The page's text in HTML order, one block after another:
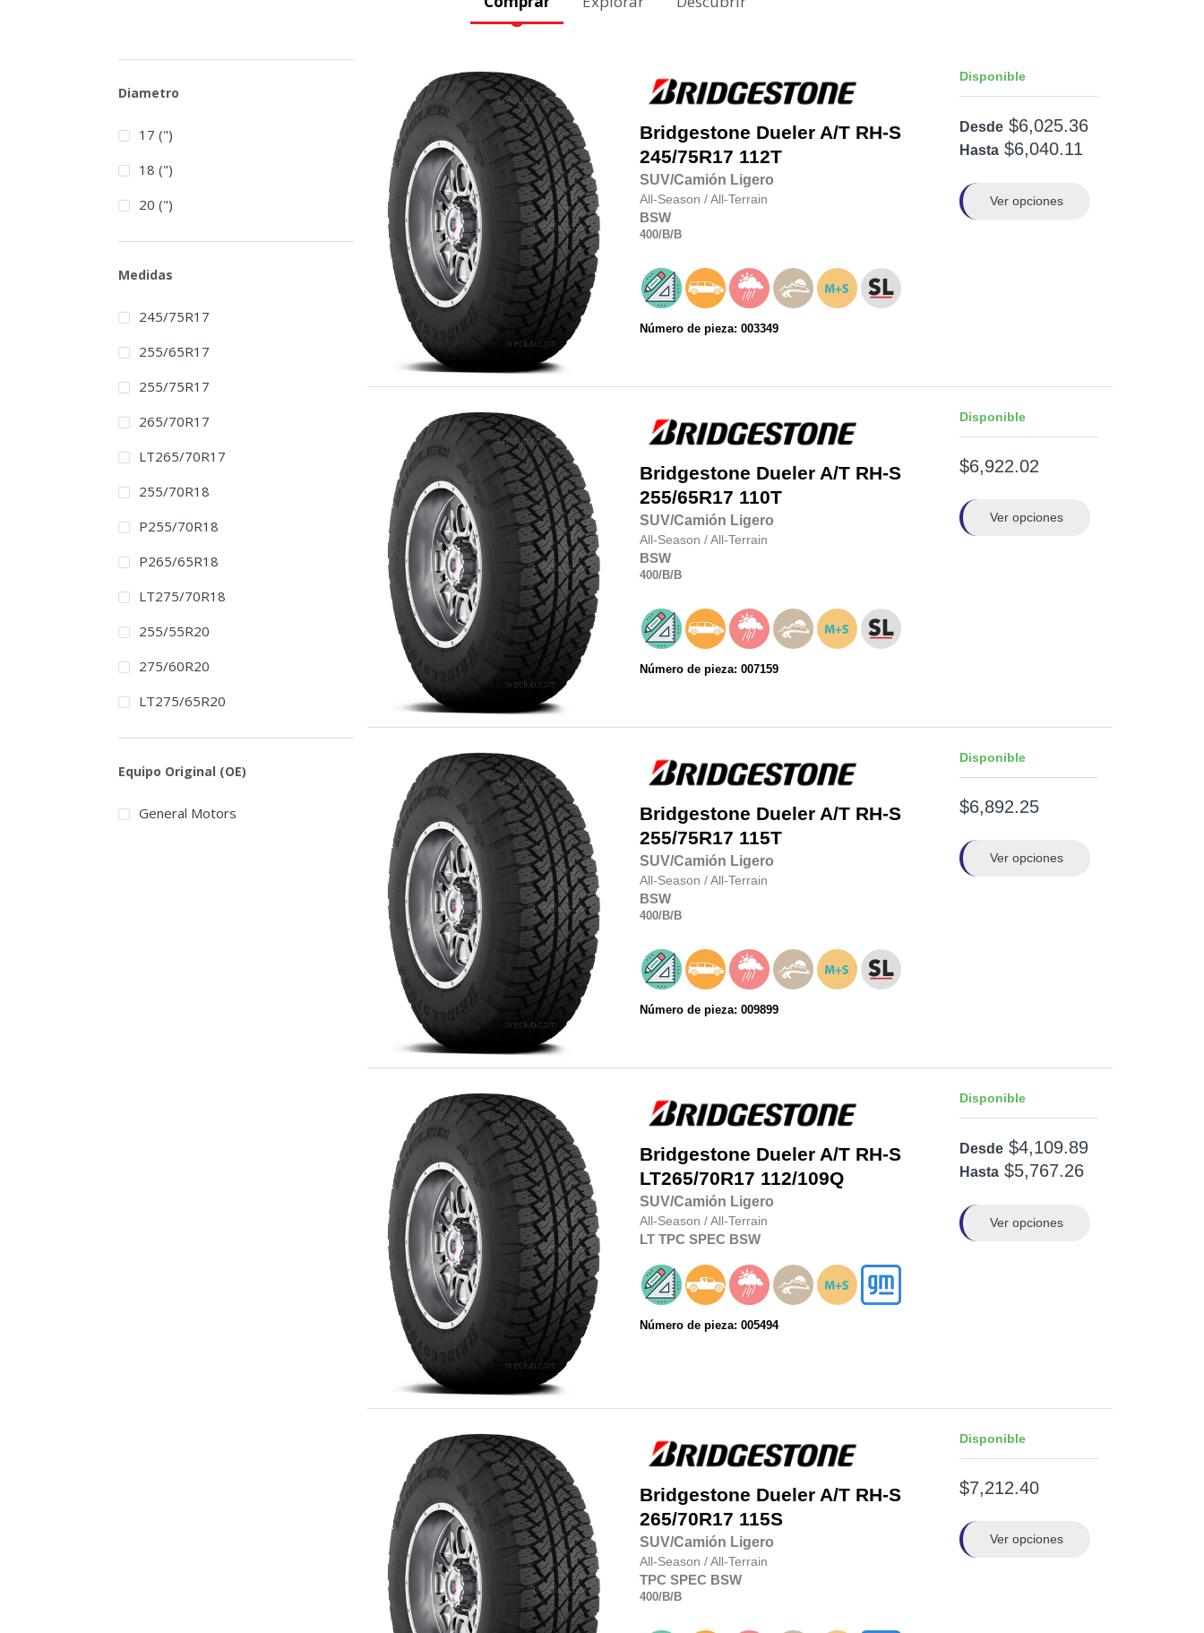
Bridgestone Dueler A/T RH-S
245/75R17 112T
SUV/Camión Ligero
All-Season /All-Terrain
BSW
400/B/B
Número de pieza: 003349
Disponible
Desde $6,025.36
Hasta $6,040.11
Ver opciones
Bridgestone Dueler A/T RH-S
255/65R17 110T
SUV/Camión Ligero
All-Season /All-Terrain
BSW
400/B/B
Número de pieza: 007159
Disponible
$6,922.02
Ver opciones
Bridgestone Dueler A/T RH-S
255/75R17 115T
SUV/Camión Ligero
All-Season /All-Terrain
BSW
400/B/B
Número de pieza: 009899
Disponible
$6,892.25
Ver opciones
Bridgestone Dueler A/T RH-S
LT265/70R17 112/109Q
SUV/Camión Ligero
All-Season /All-Terrain
LT TPC SPEC BSW
Número de pieza: 005494
Disponible
Desde $4,109.89
Hasta $5,767.26
Ver opciones
Bridgestone Dueler A/T RH-S
265/70R17 115S
SUV/Camión Ligero
All-Season /All-Terrain
TPC SPEC BSW
400/B/B
Disponible
$7,212.40
Ver opciones
Diametro
17 (")
18 (")
20 (")
Medidas
245/75R17
255/65R17
255/75R17
265/70R17
LT265/70R17
255/70R18
P255/70R18
P265/65R18
LT275/70R18
255/55R20
275/60R20
LT275/65R20
Equipo Original (OE)
General Motors